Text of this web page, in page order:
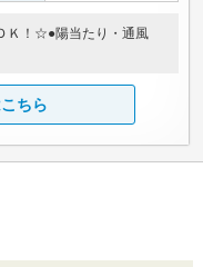
Ｋ！☆●陽当たり・通風
ちら